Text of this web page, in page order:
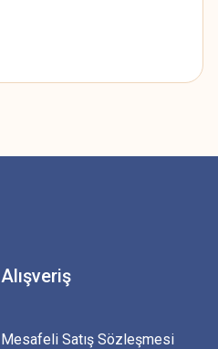
Alışveriş
Mesafeli Satış Sözleşmesi